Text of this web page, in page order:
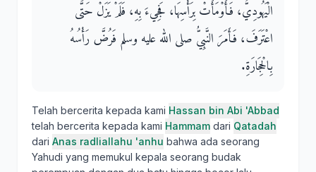
الْيَهُودِيُّ، فَأَوْمَأَتْ بِرَأْسِهَا، فَجِيءَ بِهِ، فَلَمْ يَزَلْ حَتَّى
اعْتَرَفَ، فَأَمَرَ النَّبِيُّ صلى الله عليه وسلم فَرُضَّ رَأْسُهُ
بِالْحِجَارَةِ‏.‏
Telah bercerita kepada kami Hassan bin Abi 'Abbad
telah bercerita kepada kami Hammam dari Qatadah
dari Anas radliallahu 'anhu bahwa ada seorang
Yahudi yang memukul kepala seorang budak